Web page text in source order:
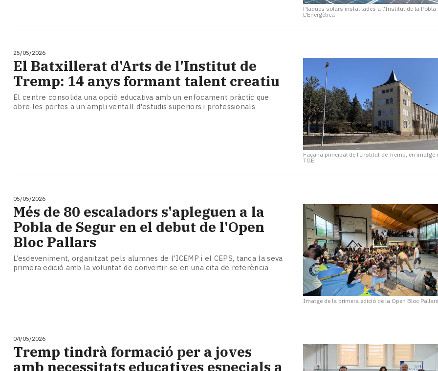
Plaques solars instal·lades a l'Institut de la Pobla
L'Energètica
25/05/2026
Façana principal de l'Institut de Tremp, en imatge
TGE
El Batxillerat d'Arts de l'Institut de
Tremp: 14 anys formant talent creatiu
El centre consolida una opció educativa amb un enfocament pràctic que
obre les portes a un ampli ventall d'estudis superiors i professionals
05/05/2026
Imatge de la primera edició de la Open Bloc
Més de 80 escaladors s'apleguen a la
Pobla de Segur en el debut de l'Open
Bloc Pallars
L’esdeveniment, organitzat pels alumnes de l'ICEMP i el CEPS, tanca la seva
primera edició amb la voluntat de convertir-se en una cita de referència
04/05/2026
Tremp tindrà formació per a joves
amb necessitats educatives especials a